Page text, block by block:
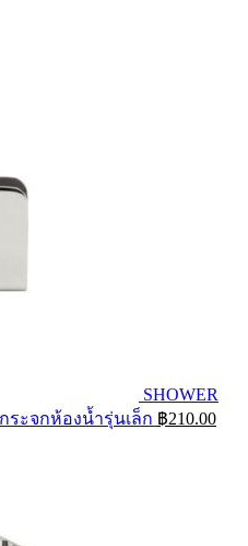
SHOWER
ระจกห้องน้ำรุ่นเล็ก ฿210.00